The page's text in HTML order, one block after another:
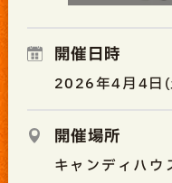
開催日時
2026年4月4日
開催場所
キャンディハウ